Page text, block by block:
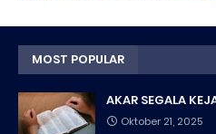
MOST POPULAR
AKAR SEGALA
Oktober 21, 2025